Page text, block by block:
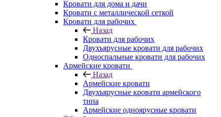
Кровати для дома и дачи
Кровати с металлической сеткой
Кровати для рабочих
Назад
Кровати для рабочих
Двухъярусные кровати для рабочих
Односпальные кровати для рабочих
Армейские кровати
Назад
Армейские кровати
Двухъярусные кровати армейского
типа
Армейские одноярусные кровати